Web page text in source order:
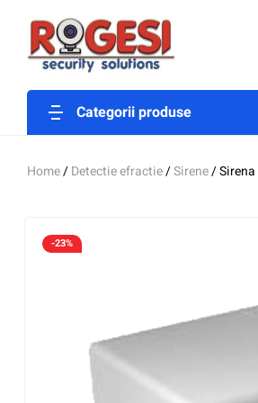
Categorii produse
Home/Detectie efractie/Sirene/
-23%